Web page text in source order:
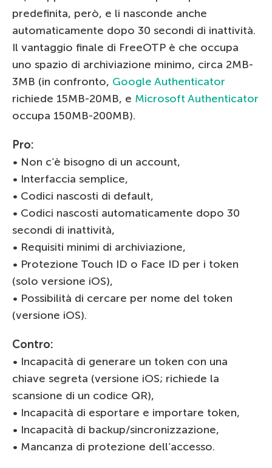
predefinita, però, e li nasconde anche
automaticamente dopo 30 secondi di inattività.
Il vantaggio finale di FreeOTP è che occupa
uno spazio di archiviazione minimo, circa 2MB-
3МB (in confronto, Google Authenticator
richiede 15MB-20MB, e Microsoft Authenticator
occupa 150MB-200MB).
Pro:
• Non c’è bisogno di un account,
• Interfaccia semplice,
• Codici nascosti di default,
• Codici nascosti automaticamente dopo 30
secondi di inattività,
• Requisiti minimi di archiviazione,
• Protezione Touch ID o Face ID per i token
(solo versione iOS),
• Possibilità di cercare per nome del token
(versione iOS).
Contro:
• Incapacità di generare un token con una
chiave segreta (versione iOS; richiede la
scansione di un codice QR),
• Incapacità di esportare e importare token,
• Incapacità di backup/sincronizzazione,
• Mancanza di protezione dell’accesso.